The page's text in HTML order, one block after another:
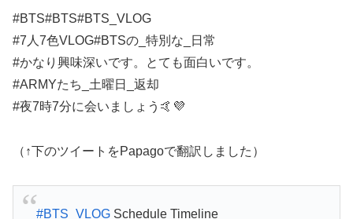
#BTS#BTS#BTS_VLOG
#7人7色VLOG#BTSの_特別な_日常
#かなり興味深いです。とても面白いです。
#ARMYたち_土曜日_返却
#夜7時7分に会いましょう🤙💜
（↑下のツイートをPapagoで翻訳しました）
#BTS_VLOGSchedule Timeline